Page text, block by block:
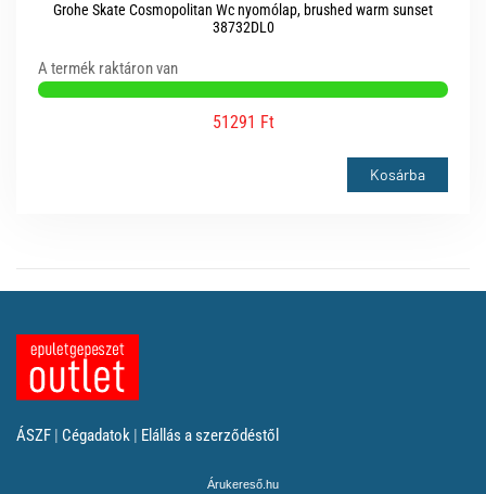
Grohe Skate Cosmopolitan Wc nyomólap, brushed warm sunset
38732DL0
A termék raktáron van
51291 Ft
Kosárba
ÁSZF | Cégadatok | Elállás a szerződéstől
Árukereső.hu